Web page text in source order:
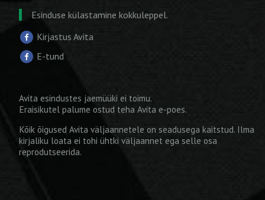
Esinduse külastamine kokkuleppel.
Kirjastus Avita
E-tund
Avita esindustes jaemüüki ei toimu.
Eraisikutel palume ostud teha Avita e-poes.
Kõik õigused Avita väljaannetele on seadusega kaitstud. Ilma
kirjaliku loata ei tohi ühtki väljaannet ega selle osa
reprodutseerida.